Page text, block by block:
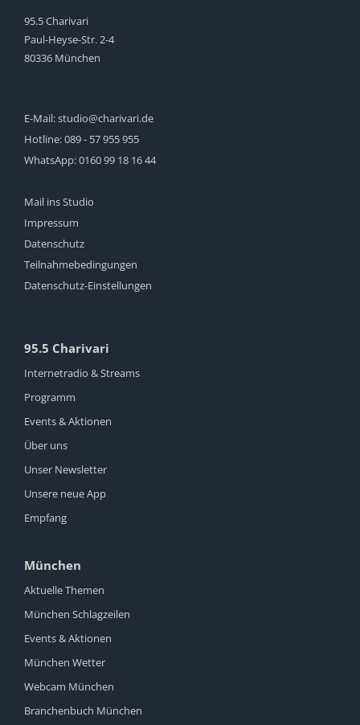
95.5 Charivari
Paul-Heyse-Str. 2-4
80336 München
E-Mail:studio@charivari.de
Hotline:089 - 57 955 955
WhatsApp:0160 99 18 16 44
Mail ins Studio
Impressum
Datenschutz
Teilnahmebedingungen
Datenschutz-Einstellungen
95.5 Charivari
Internetradio & Streams
Programm
Events & Aktionen
Über uns
Unser Newsletter
Unsere neue App
Empfang
München
Aktuelle Themen
München Schlagzeilen
Events & Aktionen
München Wetter
Webcam München
Branchenbuch München